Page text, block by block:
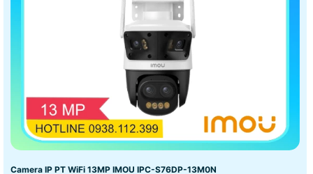
Camera IP PT WiFi 13MP IMOU IPC-S76DP-13M0N